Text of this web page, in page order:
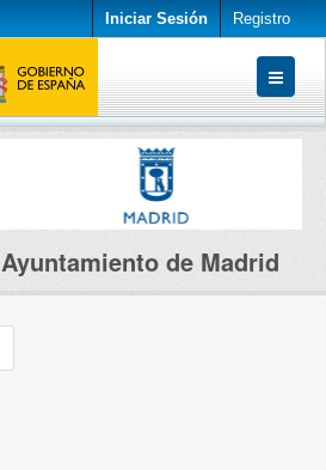
Iniciar Sesión Registro
Ayuntamiento de Madrid